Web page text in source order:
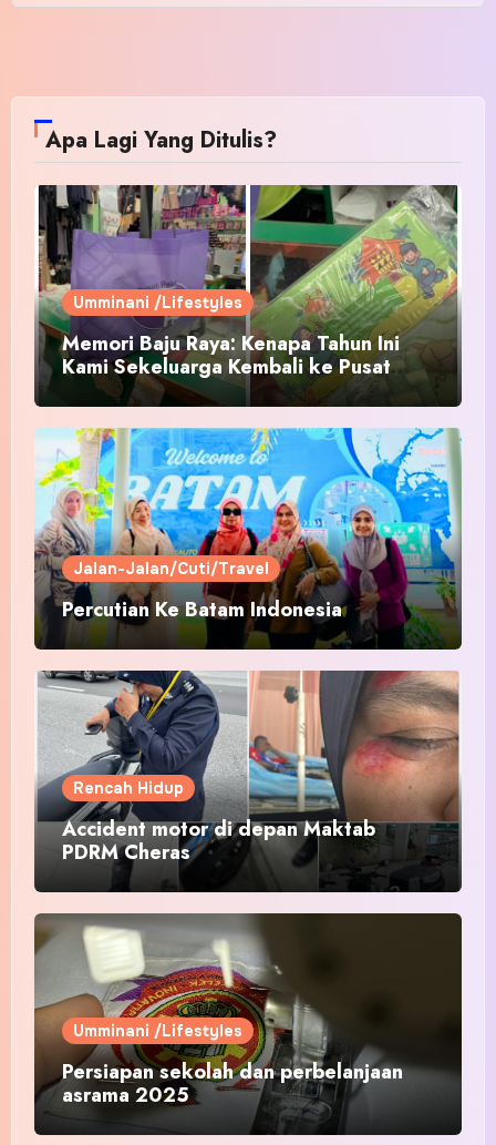
Apa Lagi Yang Ditulis?
Umminani /Lifestyles
Memori Baju Raya: Kenapa Tahun Ini
Kami Sekeluarga Kembali ke Pusat
Pakaian Hari-Hari?
Jalan-Jalan/Cuti/Travel
Percutian Ke Batam Indonesia
Rencah Hidup
Accident motor di depan Maktab
PDRM Cheras
Umminani /Lifestyles
Persiapan sekolah dan perbelanjaan
asrama 2025